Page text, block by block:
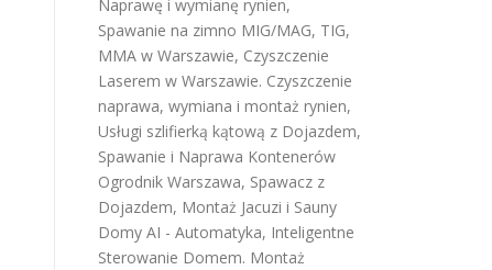
Naprawę i wymianę rynien,
Spawanie na zimno MIG/MAG, TIG,
MMA w Warszawie, Czyszczenie
Laserem w Warszawie. Czyszczenie
naprawa, wymiana i montaż rynien,
Usługi szlifierką kątową z Dojazdem,
Spawanie i Naprawa Kontenerów
Ogrodnik Warszawa, Spawacz z
Dojazdem, Montaż Jacuzi i Sauny
Domy AI - Automatyka, Inteligentne
Sterowanie Domem. Montaż